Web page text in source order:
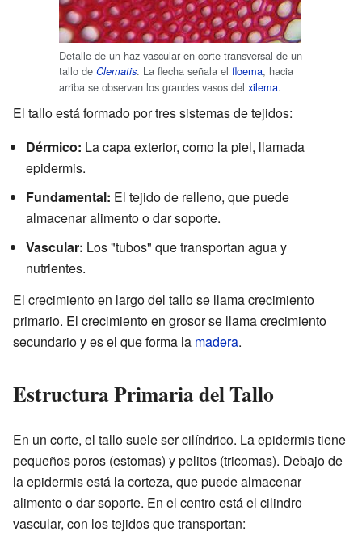
Detalle de un haz vascular en corte transversal de un
tallo de Clematis. La flecha señala el floema, hacia
arriba se observan los grandes vasos del xilema.
El tallo está formado por tres sistemas de tejidos:
Dérmico: La capa exterior, como la piel, llamada
epidermis.
Fundamental: El tejido de relleno, que puede
almacenar alimento o dar soporte.
Vascular: Los "tubos" que transportan agua y
nutrientes.
El crecimiento en largo del tallo se llama crecimiento
primario. El crecimiento en grosor se llama crecimiento
secundario y es el que forma la madera.
Estructura Primaria del Tallo
En un corte, el tallo suele ser cilíndrico. La epidermis tiene
pequeños poros (estomas) y pelitos (tricomas). Debajo de
la epidermis está la corteza, que puede almacenar
alimento o dar soporte. En el centro está el cilindro
vascular, con los tejidos que transportan: